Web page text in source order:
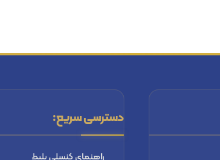
دسترسی سریع:
راهنماي كنسلي بليط